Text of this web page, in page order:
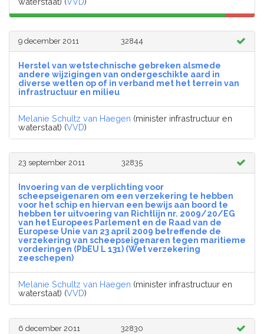
9 december 2011 32844
Herstel van wetstechnische gebreken alsmede
andere wijzigingen van ondergeschikte aard in
diverse wetten op of in verband met het terrein van
infrastructuur en milieu
Melanie Schultz van Haegen (minister infrastructuur en
waterstaat) (VVD)
23 september 2011 32835
Invoering van de verplichting voor
scheepseigenaren om een verzekering te hebben
voor het schip en hiervan een bewijs aan boord te
hebben ter uitvoering van Richtlijn nr. 2009/20/EG
van het Europees Parlement en de Raad van de
Europese Unie van 23 april 2009 betreffende de
verzekering van scheepseigenaren tegen maritieme
vorderingen (PbEU L 131) (Wet verzekering
zeeschepen)
Melanie Schultz van Haegen (minister infrastructuur en
waterstaat) (VVD)
6 december 2011 32830